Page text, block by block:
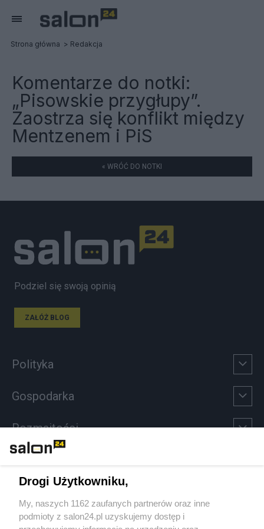
Strona główna Redakcja
Komentarze do notki:
„Pisowskie przygłupy”.
Zaostrza się konflikt między
Mentzenem i PiS
« WRÓĆ DO NOTKI
Podziel się swoją opinią
ZAŁÓŻ BLOG
Polityka
Gospodarka
Rozmaitości
Sport
Społeczeństwo
Drogi Użytkowniku,
My, naszych 1162 zaufanych partnerów oraz inne
podmioty z salon24.pl uzyskujemy dostęp i